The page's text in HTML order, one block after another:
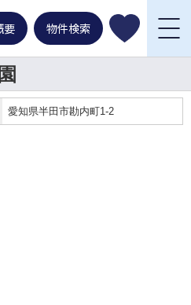
要 物件検索
愛知県半田市勘内町1-2